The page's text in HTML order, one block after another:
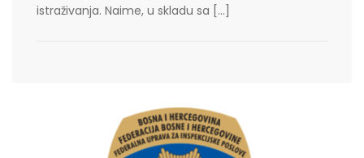
istraživanja. Naime, u skladu sa […]